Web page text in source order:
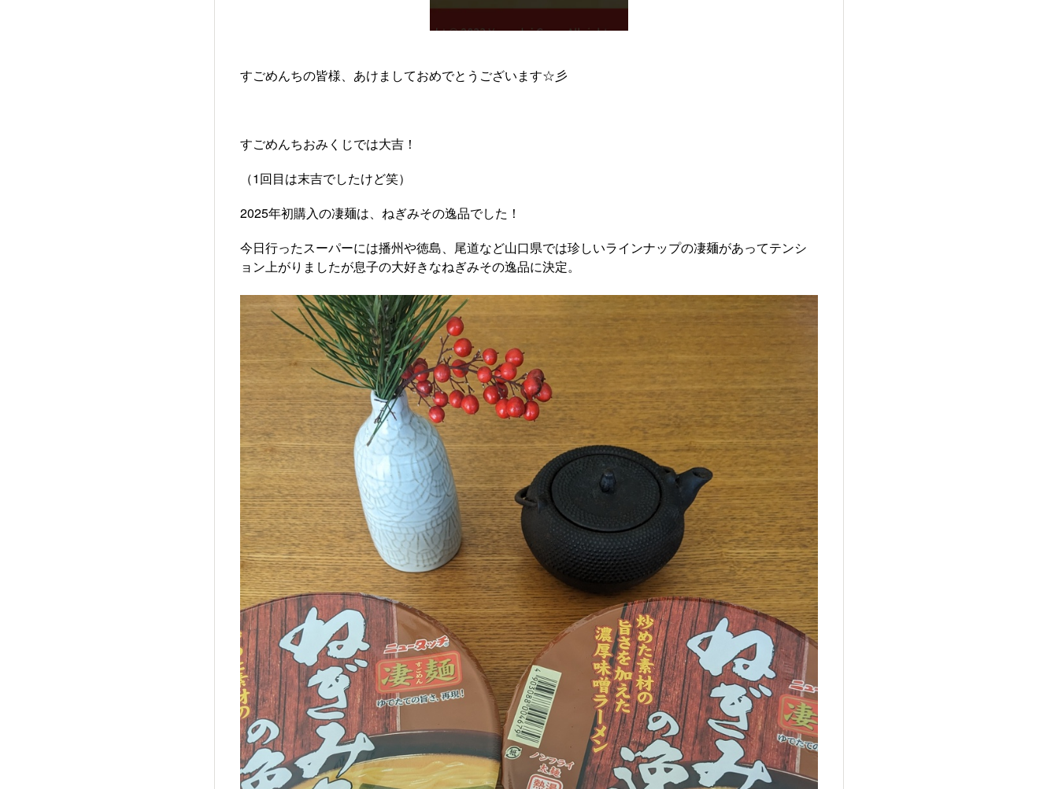
すごめんちの皆様、あけましておめでとうございます☆彡
すごめんちおみくじでは大吉！
（1回目は末吉でしたけど笑）
2025年初購入の凄麺は、ねぎみその逸品でした！
今日行ったスーパーには播州や徳島、尾道など山口県では珍しいラインナップの凄麺があってテンシ
ョン上がりましたが息子の大好きなねぎみその逸品に決定。